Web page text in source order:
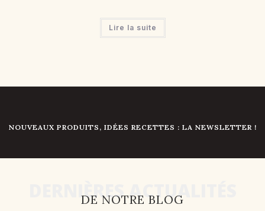
Lire la suite
NOUVEAUX PRODUITS, IDÉES RECETTES : LA NEWSLETTER !
DERNIÈRES ACTUALITÉS
DE NOTRE BLOG